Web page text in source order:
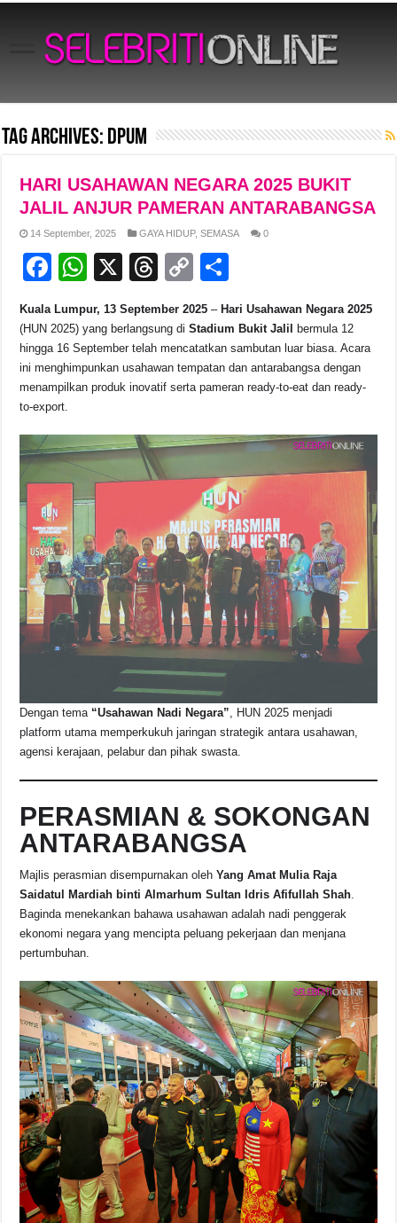
Tag Archives: DPUM
HARI USAHAWAN NEGARA 2025 BUKIT
JALIL ANJUR PAMERAN ANTARABANGSA
14 September, 2025 GAYA HIDUP,SEMASA 0
F
c
e
b
o
o
k
W
at
s
A
p
X
T
e
a
d
C
p
y
Li
k
ar
e
Kuala Lumpur, 13 September 2025 – Hari Usahawan Negara 2025
(HUN 2025) yang berlangsung diStadium Bukit Jalil
bermula 12
hingga 16 September telah mencatatkan sambutan luar biasa. Acara
ini menghimpunkan usahawan tempatan dan antarabangsa dengan
menampilkan produk inovatif serta pameran ready-to-eat dan ready-
to-export.
Dengan tema “Usahawan Nadi Negara” , HUN 2025 menjadi
platform utama memperkukuh jaringan strategik antara usahawan,
agensi kerajaan, pelabur dan pihak swasta.
PERASMIAN & SOKONGAN
ANTARABANGSA
Majlis perasmian disempurnakan olehYang Amat Mulia Raja
Saidatul Mardiah binti Almarhum Sultan Idris Afifullah Shah
Baginda menekankan bahawa usahawan adalah nadi penggerak
ekonomi negara yang mencipta peluang pekerjaan dan menjana
pertumbuhan.